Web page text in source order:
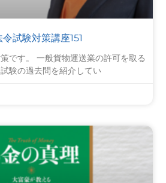
試験対策講座151
です。 一般貨物運送業の許可を取る
験の過去問を紹介してい